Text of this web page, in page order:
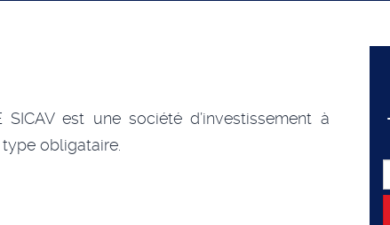
SICAV est une société d’investissement à
obligataire.